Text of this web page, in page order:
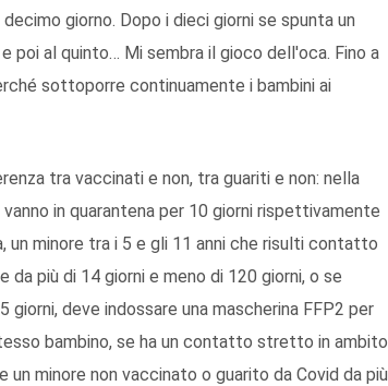
giorno. Dopo i dieci giorni se spunta un
poi al quinto… Mi sembra il gioco dell'oca. Fino a
sottoporre continuamente i bambini ai
tra vaccinati e non, tra guariti e non: nella
in quarantena per 10 giorni rispettivamente
un minore tra i 5 e gli 11 anni che risulti contatto
più di 14 giorni e meno di 120 giorni, o se
deve indossare una mascherina FFP2 per
bambino, se ha un contatto stretto in ambito
minore non vaccinato o guarito da Covid da più